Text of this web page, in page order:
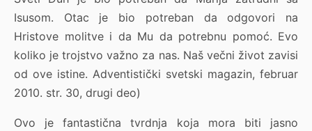
Isusom. Otac je bio potreban da odgovori na
Hristove molitve i da Mu da potrebnu pomoć. Evo
koliko je trojstvo važno za nas. Naš večni život zavisi
od ove istine. Adventistički svetski magazin, februar
2010. str. 30, drugi deo)
Ovo je fantastična tvrdnja koja mora biti jasno